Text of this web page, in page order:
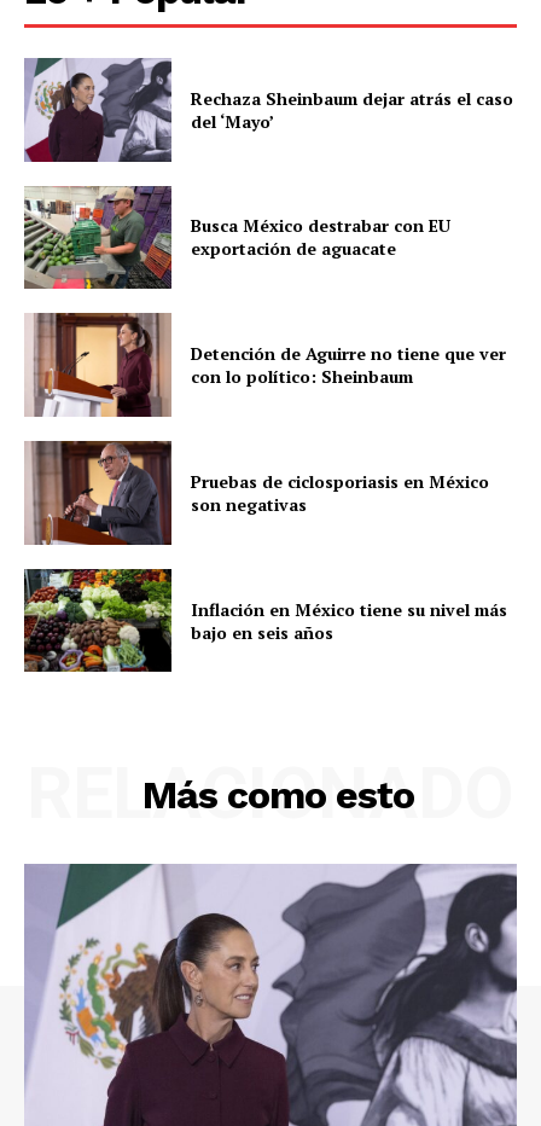
Rechaza Sheinbaum dejar atrás el caso
del ‘Mayo’
Busca México destrabar con EU
exportación de aguacate
Detención de Aguirre no tiene que ver
con lo político: Sheinbaum
Pruebas de ciclosporiasis en México
son negativas
Inflación en México tiene su nivel más
bajo en seis años
Más como esto
RELACIONADO